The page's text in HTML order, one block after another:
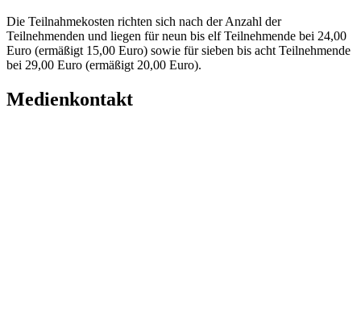
Die Teilnahmekosten richten sich nach der Anzahl der
Teilnehmenden und liegen für neun bis elf Teilnehmende bei 24,00
Euro (ermäßigt 15,00 Euro) sowie für sieben bis acht Teilnehmende
bei 29,00 Euro (ermäßigt 20,00 Euro).
Medienkontakt